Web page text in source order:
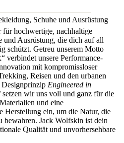
Schuhe und Ausrüstung
hochwertige, nachhaltige
Ausrüstung, die dich auf all
schützt. Getreu unserem Motto
unsere Performance-
mit kompromissloser
Reisen und den urbanen
Engineered in
setzen wir uns voll und ganz für die
und eine
Herstellung ein, um die Natur, die
bewahren. Jack Wolfskin ist dein
Qualität und unvorhersehbare